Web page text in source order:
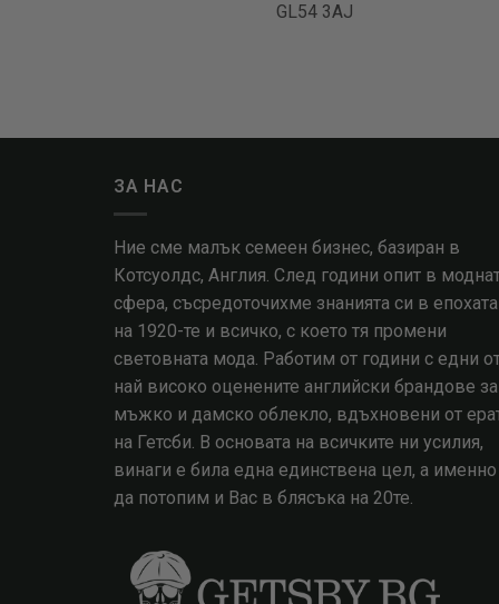
GL54 3AJ
ЗА НАС
Ние сме малък семеен бизнес, базиран в
Котсуолдс, Англия. След години опит в
сфера, съсредоточихме знанията си в епохата
на 1920-те и всичко, с което тя промени
световната мода. Работим от години с едни
най високо оценените английски брандове за
мъжко и дамско облекло, вдъхновени от
на Гетсби. В основата на всичките ни усилия,
винаги е била една единствена цел, а именно
да потопим и Вас в блясъка на 20те.